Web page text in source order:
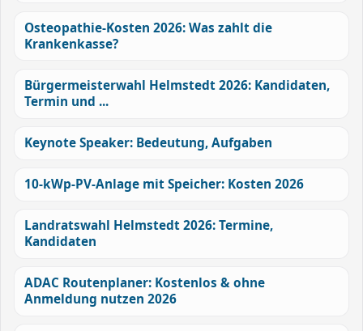
Osteopathie-Kosten 2026: Was zahlt die
Krankenkasse?
Bürgermeisterwahl Helmstedt 2026: Kandidaten,
Termin und ...
Keynote Speaker: Bedeutung, Aufgaben
10-kWp-PV-Anlage mit Speicher: Kosten 2026
Landratswahl Helmstedt 2026: Termine,
Kandidaten
ADAC Routenplaner: Kostenlos & ohne
Anmeldung nutzen 2026